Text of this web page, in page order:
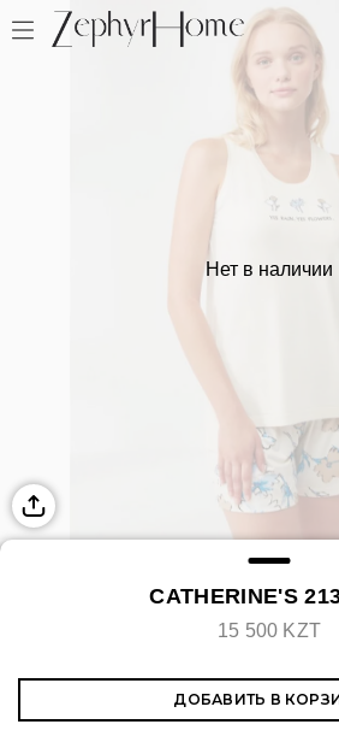
Нет в наличии
CATHERINE'S
15 500 KZT
ДОБАВИТЬ В